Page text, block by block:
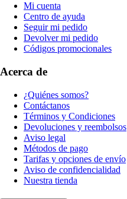
Mi cuenta
Centro de ayuda
Seguir mi pedido
Devolver mi pedido
Códigos promocionales
Acerca de
¿Quiénes somos?
Contáctanos
Términos y Condiciones
Devoluciones y reembolsos
Aviso legal
Métodos de pago
Tarifas y opciones de envío
Aviso de confidencialidad
Nuestra tienda